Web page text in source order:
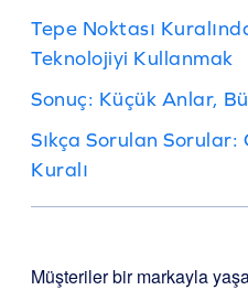
Tepe Noktası
Teknolojiyi Kullanmak
Sonuç: Küçük Anlar,
Sıkça Sorulan Sorular:
Kuralı
Müşteriler bir markayla